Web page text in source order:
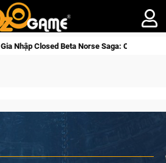
Beta Norse Saga: Cửu Giới Thức Tỉnh,